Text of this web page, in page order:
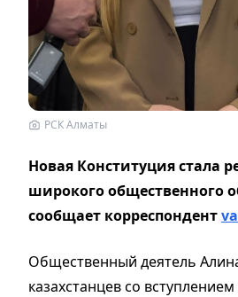
РСК Алматы
Новая Конституция стала
широкого общественного
сообщает корреспондент
Общественный деятель
казахстанцев со